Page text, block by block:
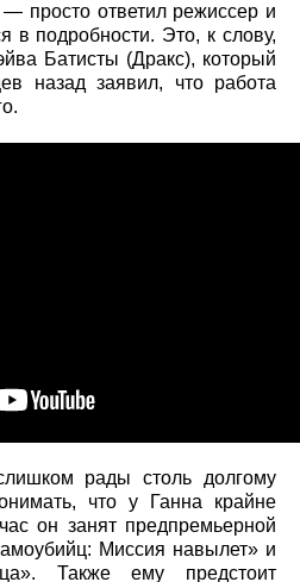
— просто ответил режиссер и
в подробности. Это, к слову,
Батисты (Дракс), который
назад заявил, что работа
рады столь долгому
что у Ганна крайне
он занят предпремьерной
Миссия навылет» и
Также ему предстоит